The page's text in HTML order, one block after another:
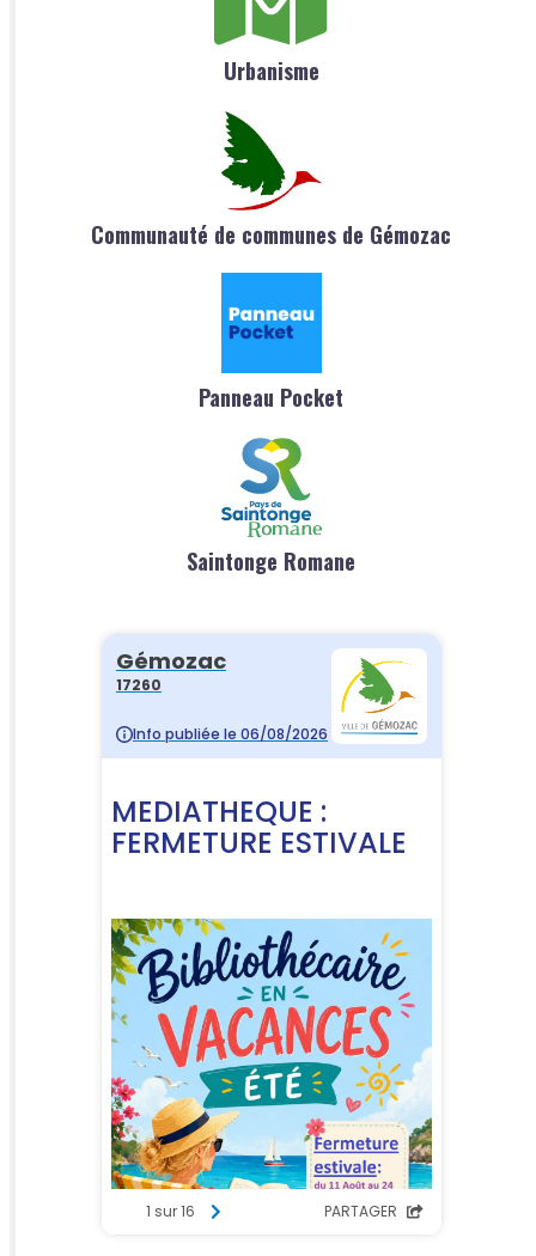
Urbanisme
Communauté de communes de Gémozac
Panneau Pocket
Saintonge Romane